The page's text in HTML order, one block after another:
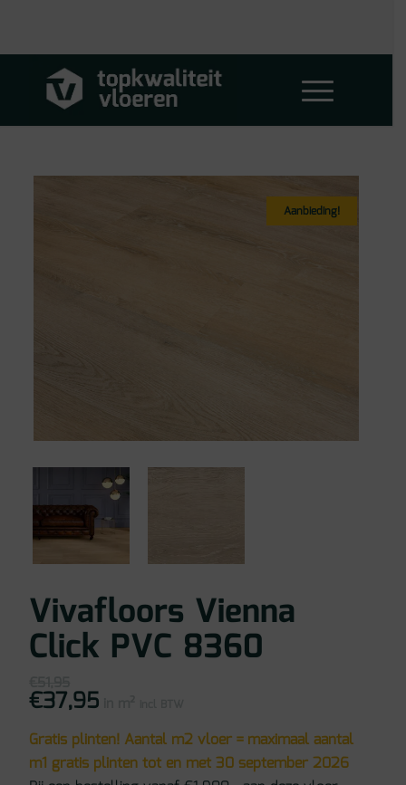
Aanbieding!
Vivafloors Vienna
Click PVC 8360
Oorspronkelijke
prijs
was:
€37,95Huidige
prijs
Gratis plinten! Aantal m2 vloer = maximaal aantal
m1 gratis plinten tot en met 30 september 2026